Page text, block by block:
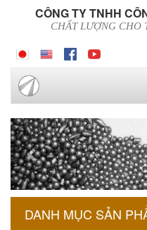
CÔNG TY TNHH
CHẤT LƯỢNG CHO
Previous
DANH MỤC SẢN